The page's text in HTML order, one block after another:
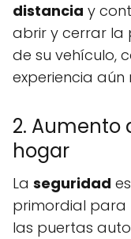
distancia y
abrir y cerrar la
de su vehículo,
experiencia aún
2. Aumento
hogar
La seguridad
primordial para
las puertas